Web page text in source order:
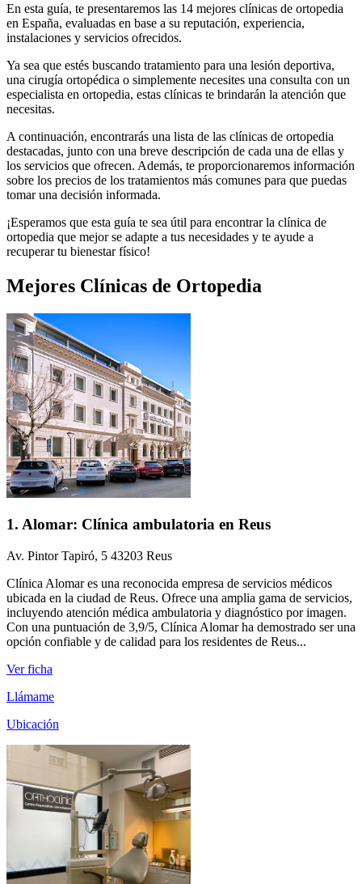
En esta guía, te presentaremos las 14 mejores clínicas de ortopedia
en España, evaluadas en base a su reputación, experiencia,
instalaciones y servicios ofrecidos.
Ya sea que estés buscando tratamiento para una lesión deportiva,
una cirugía ortopédica o simplemente necesites una consulta con un
especialista en ortopedia, estas clínicas te brindarán la atención que
necesitas.
A continuación, encontrarás una lista de las clínicas de ortopedia
destacadas, junto con una breve descripción de cada una de ellas y
los servicios que ofrecen. Además, te proporcionaremos información
sobre los precios de los tratamientos más comunes para que puedas
tomar una decisión informada.
¡Esperamos que esta guía te sea útil para encontrar la clínica de
ortopedia que mejor se adapte a tus necesidades y te ayude a
recuperar tu bienestar físico!
Mejores Clínicas de Ortopedia
1. Alomar: Clínica ambulatoria en Reus
Av. Pintor Tapiró, 5 43203 Reus
Clínica Alomar es una reconocida empresa de servicios médicos
ubicada en la ciudad de Reus. Ofrece una amplia gama de servicios,
incluyendo atención médica ambulatoria y diagnóstico por imagen.
Con una puntuación de 3,9/5, Clínica Alomar ha demostrado ser una
opción confiable y de calidad para los residentes de Reus...
Ver ficha
Llámame
Ubicación